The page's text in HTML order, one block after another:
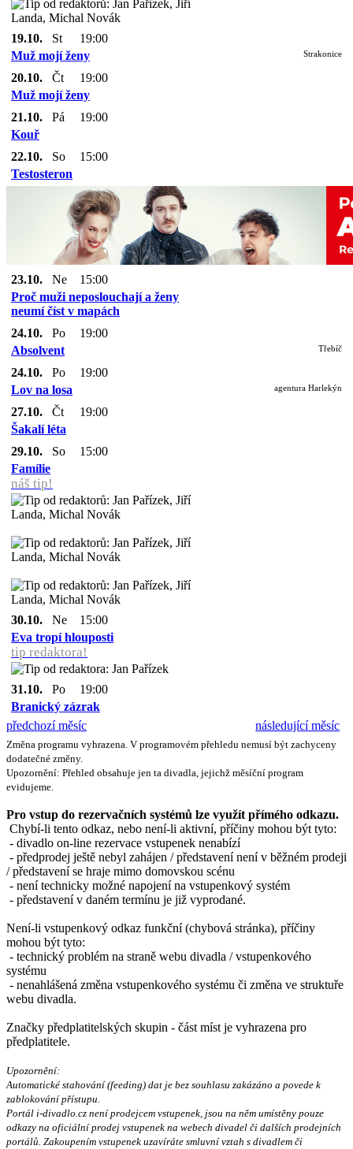
19.10. St
19:00
Muž mojí ženy
Strakonice
20.10. Čt
19:00
Muž mojí ženy
21.10.
Pá
19:00
Kouř
22.10.
So
15:00
Testosteron
23.10. Ne
15:00
Proč muži neposlouchají a ženy
neumí číst v mapách
24.10.
Po
19:00
Absolvent
Třebíč
24.10. Po
19:00
Lov na losa
agentura Harlekýn
27.10. Čt
19:00
Šakalí léta
29.10.
So
15:00
Famílie
náš tip!
30.10. Ne
15:00
Eva tropí hlouposti
tip redaktora!
31.10. Po
19:00
Branický zázrak
předchozí měsíc
následující měsíc
Změna programu vyhrazena. V programovém přehledu nemusí být zachyceny
dodatečné změny.
Upozornění: Přehled obsahuje jen ta divadla, jejichž měsíční program
evidujeme.
Pro vstup do rezervačních systémů lze využít přímého odkazu.
Chybí-li tento odkaz, nebo není-li aktivní, příčiny mohou být tyto:
- divadlo on-line rezervace vstupenek nenabízí
- předprodej ještě nebyl zahájen / představení není v běžném prodeji
/ představení se hraje mimo domovskou scénu
- není technicky možné napojení na vstupenkový systém
- představení v daném termínu je již vyprodané.
Není-li vstupenkový odkaz funkční (chybová stránka), příčiny
mohou být tyto:
- technický problém na straně webu divadla / vstupenkového
systému
- nenahlášená změna vstupenkového systému či změna ve struktuře
webu divadla.
Značky předplatitelských skupin - část míst je vyhrazena pro
předplatitele.
Upozornění:
Automatické stahování (feeding) dat je bez souhlasu zakázáno a povede k
zablokování přístupu.
Portál i-divadlo.cz není prodejcem vstupenek, jsou na něm umístěny pouze
odkazy na oficiální prodej vstupenek na webech divadel či dalších prodejních
portálů. Zakoupením vstupenek uzavíráte smluvní vztah s divadlem či